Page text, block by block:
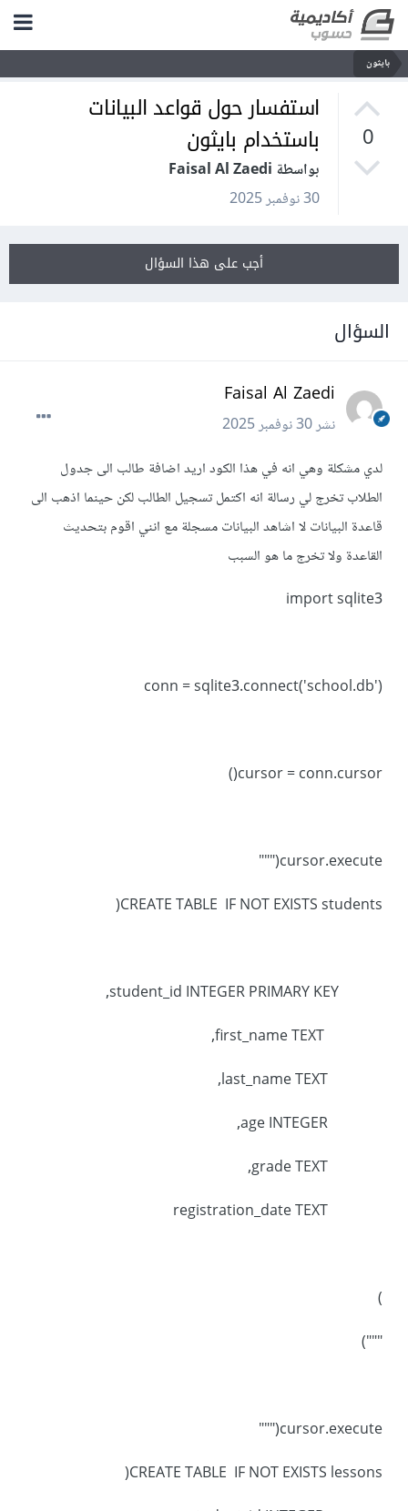
بايثون
0
استفسار حول قواعد البيانات
باستخدام بايثون
بواسطة Faisal Al Zaedi
30 نوفمبر 2025
أجب على هذا السؤال
السؤال
Faisal Al Zaedi
نشر30 نوفمبر 2025
لدي مشكلة وهي انه في هذا الكود اريد اضافة طالب الى جدول
الطلاب تخرج لي رسالة انه اكتمل تسجيل الطالب لكن حينما اذهب الى
قاعدة البيانات لا اشاهد البيانات مسجلة مع انني اقوم بتحديث
القاعدة ولا تخرج ما هو السبب
import sqlite3
conn = sqlite3.connect('school.db')
cursor = conn.cursor()
cursor.execute("""
CREATE TABLE IF NOT EXISTS students(
)
""")
cursor.execute("""
CREATE TABLE IF NOT EXISTS lessons(